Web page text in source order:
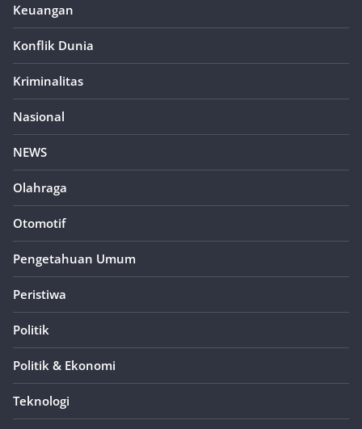
Keuangan
Konflik Dunia
Kriminalitas
Nasional
NEWS
Olahraga
Otomotif
Pengetahuan Umum
Peristiwa
Politik
Politik & Ekonomi
Teknologi